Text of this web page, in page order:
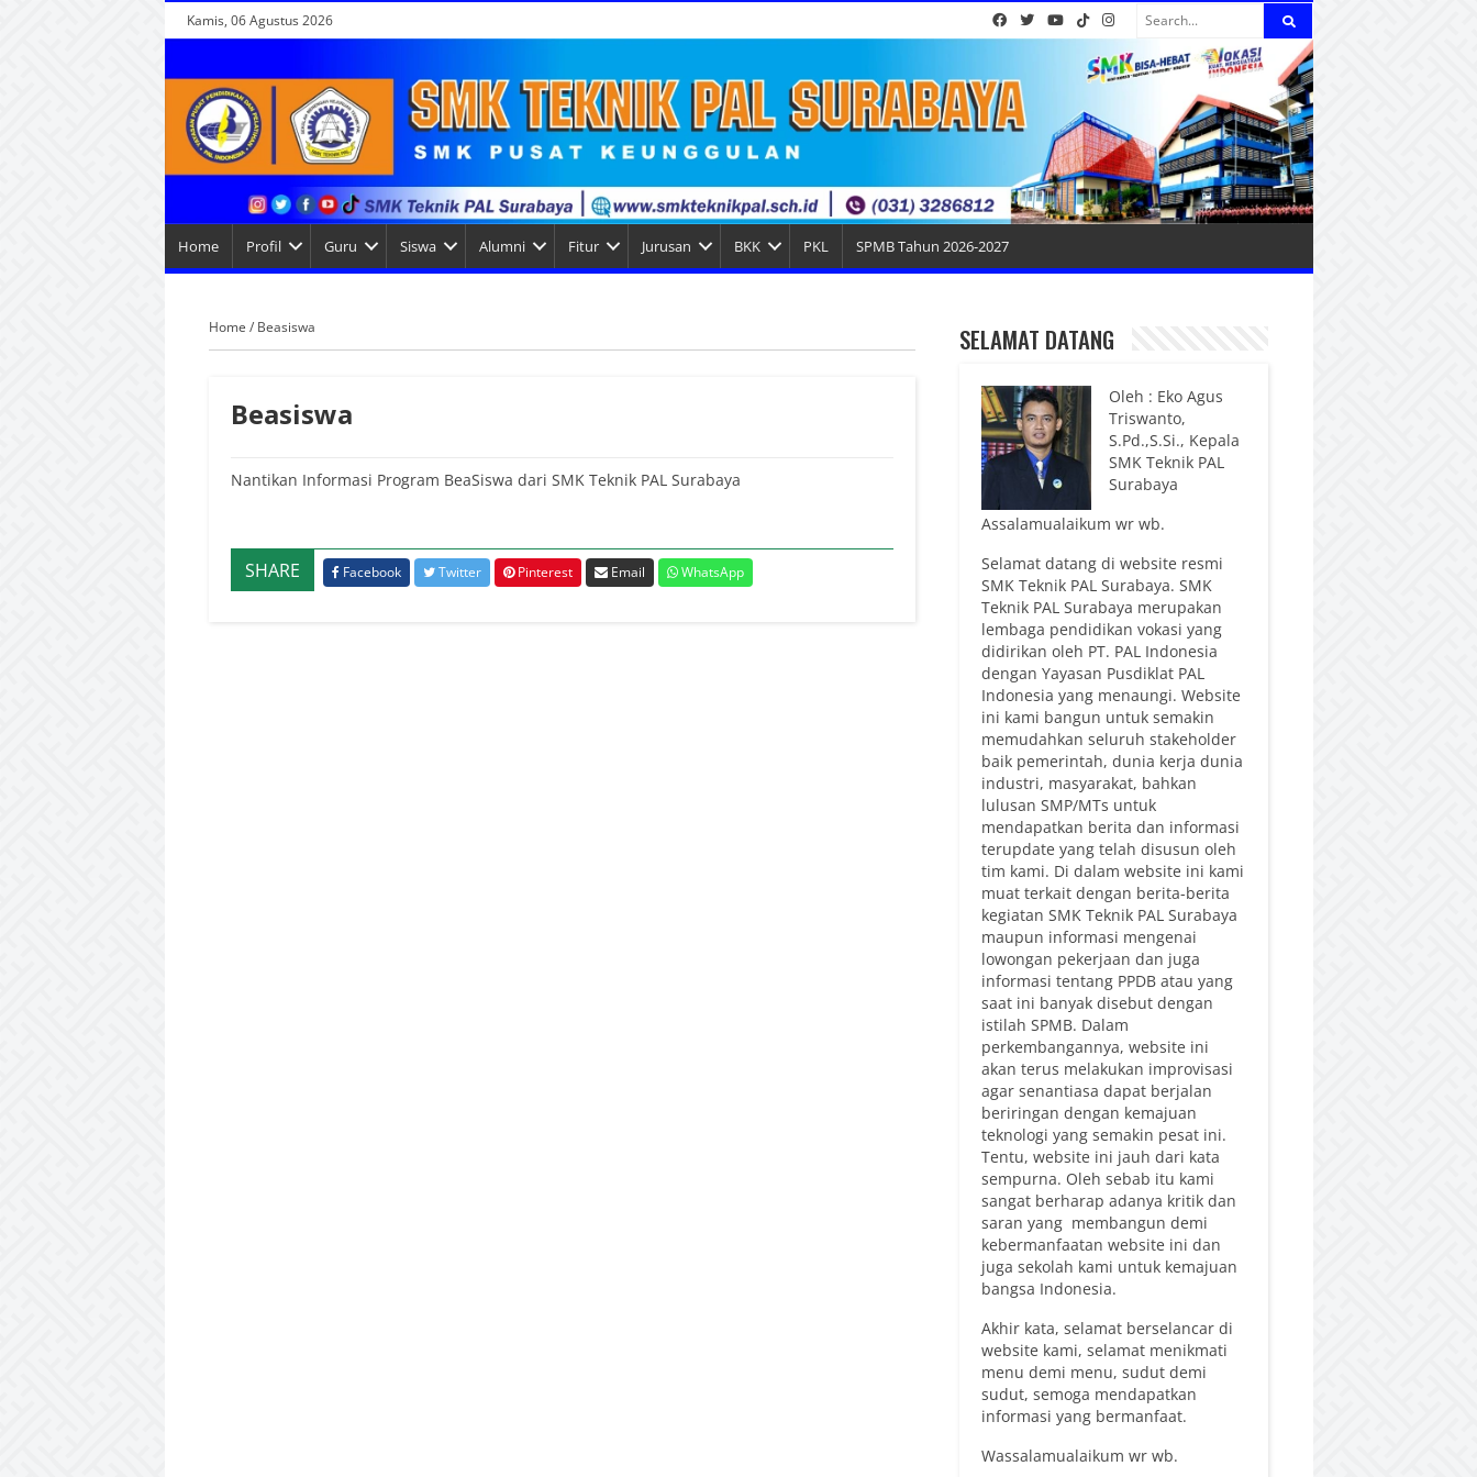
Kamis, 06 Agustus 2026
Home Profil Guru Siswa Alumni Fitur Jurusan BKK PKL SPMB Tahun 2026-2027
Home / Beasiswa
Beasiswa
Nantikan Informasi Program BeaSiswa dari SMK Teknik PAL Surabaya
SHARE Facebook Twitter Pinterest Email WhatsApp
SELAMAT DATANG
Oleh : Eko Agus
Triswanto,
S.Pd.,S.Si., Kepala
SMK Teknik PAL
Surabaya
Assalamualaikum wr wb.
Selamat datang di website resmi
SMK Teknik PAL Surabaya. SMK
Teknik PAL Surabaya merupakan
lembaga pendidikan vokasi yang
didirikan oleh PT. PAL Indonesia
dengan Yayasan Pusdiklat PAL
Indonesia yang menaungi. Website
ini kami bangun untuk semakin
memudahkan seluruh stakeholder
baik pemerintah, dunia kerja dunia
industri, masyarakat, bahkan
lulusan SMP/MTs untuk
mendapatkan berita dan informasi
terupdate yang telah disusun oleh
tim kami. Di dalam website ini kami
muat terkait dengan berita-berita
kegiatan SMK Teknik PAL Surabaya
maupun informasi mengenai
lowongan pekerjaan dan juga
informasi tentang PPDB atau yang
saat ini banyak disebut dengan
istilah SPMB. Dalam
perkembangannya, website ini
akan terus melakukan improvisasi
agar senantiasa dapat berjalan
beriringan dengan kemajuan
teknologi yang semakin pesat ini.
Tentu, website ini jauh dari kata
sempurna. Oleh sebab itu kami
sangat berharap adanya kritik dan
saran yang membangun demi
kebermanfaatan website ini dan
juga sekolah kami untuk kemajuan
bangsa Indonesia.
Akhir kata, selamat berselancar di
website kami, selamat menikmati
menu demi menu, sudut demi
sudut, semoga mendapatkan
informasi yang bermanfaat.
Wassalamualaikum wr wb.